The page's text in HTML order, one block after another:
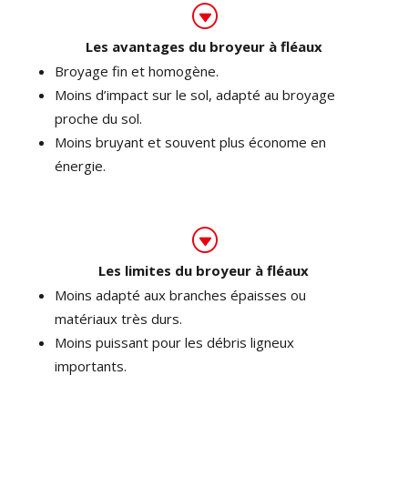
G
Les avantages du broyeur à fléaux
Broyage fin et homogène.
Moins d’impact sur le sol, adapté au broyage
proche du sol.
Moins bruyant et souvent plus économe en
énergie.
G
Les limites du broyeur à fléaux
Moins adapté aux branches épaisses ou
matériaux très durs.
Moins puissant pour les débris ligneux
importants.